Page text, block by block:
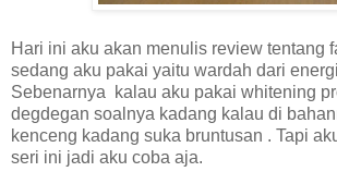
Hari ini aku akan menulis review tentang
sedang aku pakai yaitu wardah dari
Sebenarnya
kalau aku pakai whitening
degdegan soalnya kadang kalau di
kenceng kadang suka bruntusan . Tapi
seri ini jadi aku coba aja.